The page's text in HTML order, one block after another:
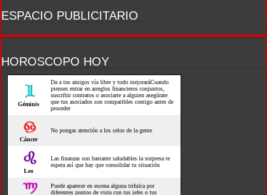
ESPACIO PUBLICITARIO
HOROSCOPO HOY